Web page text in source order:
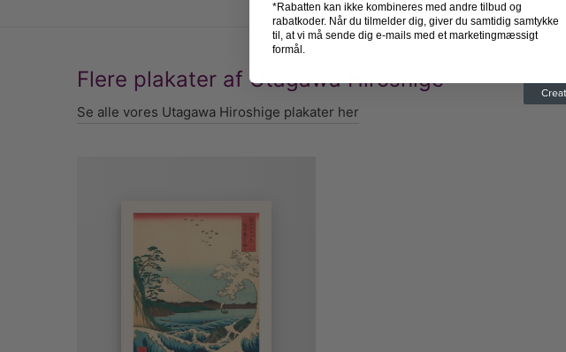
Flere plakater af Utagawa Hiroshige
Se alle vores Utagawa Hiroshige plakater her
*Rabatten kan ikke kombineres med andre tilbud og
rabatkoder. Når du tilmelder dig, giver du samtidig samtykke
til, at vi må sende dig e-mails med et marketingmæssigt
formål.